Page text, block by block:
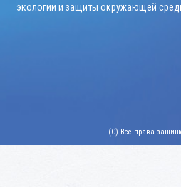
экологии и защиты окружающей
(C) Все права